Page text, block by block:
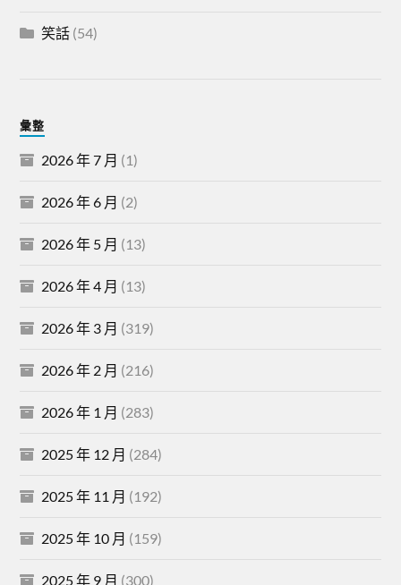
笑話 (54)
彙整
2026 年 7 月 (1)
2026 年 6 月 (2)
2026 年 5 月 (13)
2026 年 4 月 (13)
2026 年 3 月 (319)
2026 年 2 月 (216)
2026 年 1 月 (283)
2025 年 12 月 (284)
2025 年 11 月 (192)
2025 年 10 月 (159)
2025 年 9 月 (300)